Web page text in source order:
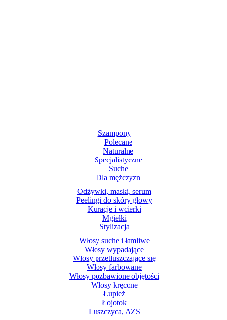
Szampony
Polecane
Naturalne
Specjalistyczne
Suche
Dla mężczyzn
Odżywki, maski, serum
Peelingi do skóry głowy
Kuracje i wcierki
Mgiełki
Stylizacja
Włosy suche i łamliwe
Włosy wypadające
Włosy przetłuszczające się
Włosy farbowane
Włosy pozbawione objętości
Włosy kręcone
Łupież
Łojotok
Luszczyca, AZS